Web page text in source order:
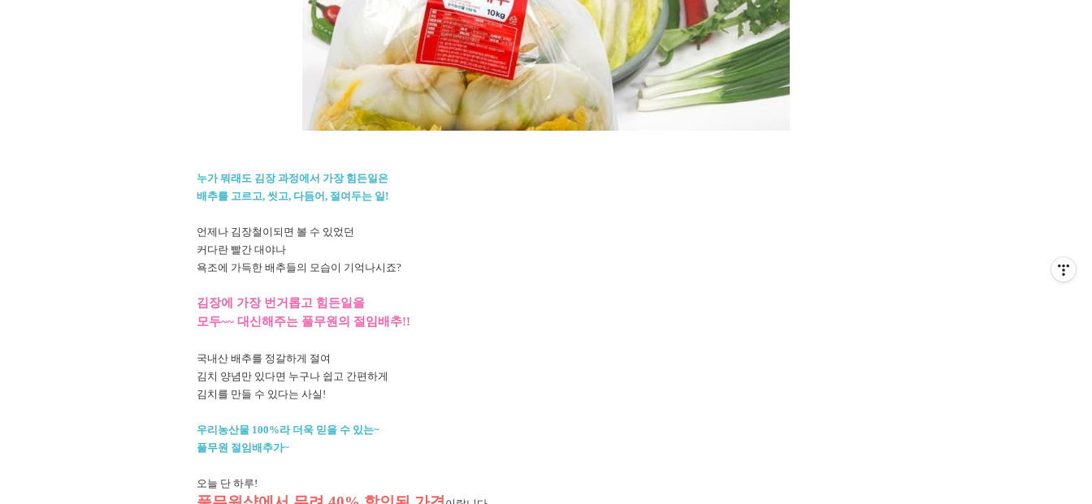
누가 뭐래도 김장 과정에서 가장 힘든일은
배추를 고르고, 씻고, 다듬어, 절여두는 일!
언제나 김장철이되면 볼 수 있었던
커다란 빨간 대야나
욕조에 가득한 배추들의 모습이 기억나시죠?
김장에 가장 번거롭고 힘든일을
모두~~ 대신해주는 풀무원의 절임배추!!
국내산 배추를 정갈하게 절여
김치 양념만 있다면 누구나 쉽고 간편하게
김치를 만들 수 있다는 사실!
우리농산물 100%라 더욱 믿을 수 있는~
풀무원 절임배추가~
오늘 단 하루!